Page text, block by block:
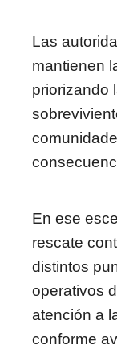
Las
mantienen
priorizando
En ese
rescate
distintos
operativos
atención a
conforme